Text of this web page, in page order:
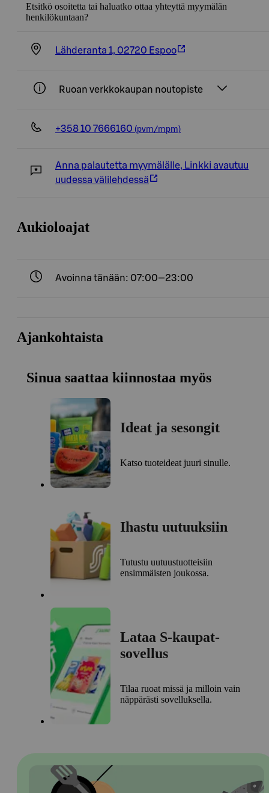
Etsitkö osoitetta tai haluatko ottaa yhteyttä myymälän
henkilökuntaan?
Lähderanta 1, 02720 Espoo
Ruoan verkkokaupan noutopiste
+358 10 7666160 (pvm/mpm)
Anna palautetta myymälälle, Linkki avautuu
uudessa välilehdessä
Aukioloajat
Avoinna tänään: 07:00—23:00
Ajankohtaista
Sinua saattaa kiinnostaa myös
Ideat ja sesongit
Katso tuoteideat juuri sinulle.
Ihastu uutuuksiin
Tutustu uutuustuotteisiin
ensimmäisten joukossa.
Lataa S-kaupat-
sovellus
Tilaa ruoat missä ja milloin vain
näppärästi sovelluksella.